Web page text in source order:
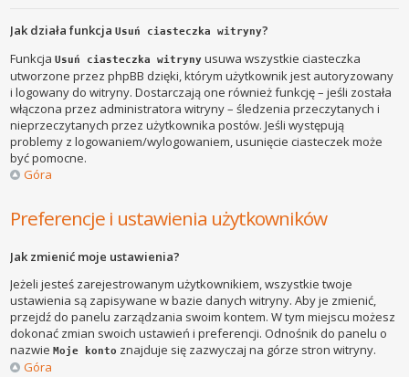
Jak działa funkcjaUsuń ciasteczka witryny?
FunkcjaUsuń ciasteczka witryny usuwa wszystkie ciasteczka
utworzone przez phpBB dzięki, którym użytkownik jest autoryzowany
i logowany do witryny. Dostarczają one również funkcję – jeśli została
włączona przez administratora witryny – śledzenia przeczytanych i
nieprzeczytanych przez użytkownika postów. Jeśli występują
problemy z logowaniem/wylogowaniem, usunięcie ciasteczek może
być pomocne.
Góra
Preferencje i ustawienia użytkowników
Jak zmienić moje ustawienia?
Jeżeli jesteś zarejestrowanym użytkownikiem, wszystkie twoje
ustawienia są zapisywane w bazie danych witryny. Aby je zmienić,
przejdź do panelu zarządzania swoim kontem. W tym miejscu możesz
dokonać zmian swoich ustawień i preferencji. Odnośnik do panelu o
nazwieMoje konto znajduje się zazwyczaj na górze stron witryny.
Góra